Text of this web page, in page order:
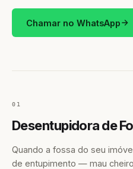
Chamar no WhatsApp
01
Desentupidora de
Quando a fossa do seu
de entupimento — mau